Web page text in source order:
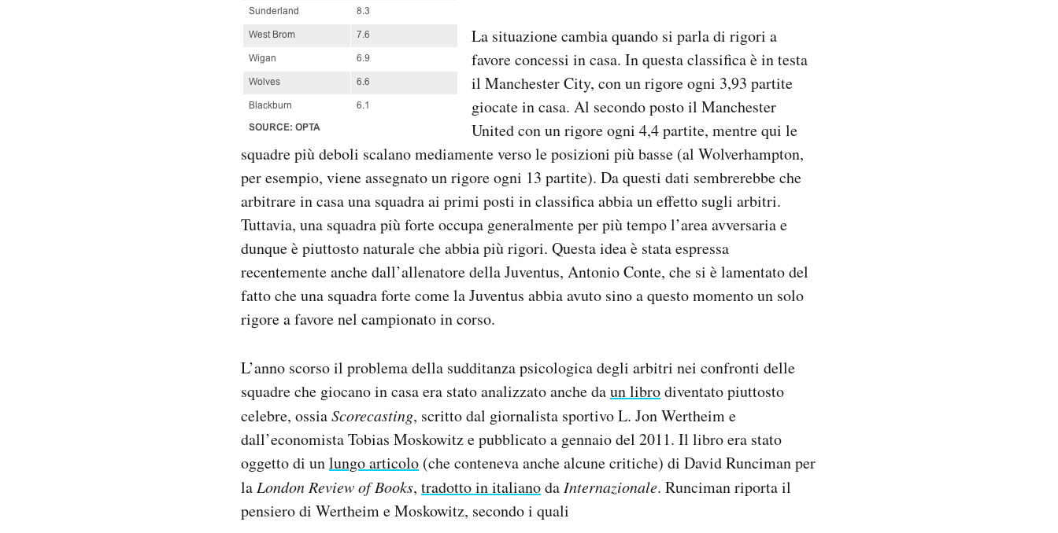
La situazione cambia quando si parla di rigori a
favore concessi in casa. In questa classifica è in testa
il Manchester City, con un rigore ogni 3,93 partite
giocate in casa. Al secondo posto il Manchester
United con un rigore ogni 4,4 partite, mentre qui le
squadre più deboli scalano mediamente verso le posizioni più basse (al Wolverhampton,
per esempio, viene assegnato un rigore ogni 13 partite). Da questi dati sembrerebbe che
arbitrare in casa una squadra ai primi posti in classifica abbia un effetto sugli arbitri.
Tuttavia, una squadra più forte occupa generalmente per più tempo l’area avversaria e
dunque è piuttosto naturale che abbia più rigori. Questa idea è stata espressa
recentemente anche dall’allenatore della Juventus, Antonio Conte, che si è lamentato del
fatto che una squadra forte come la Juventus abbia avuto sino a questo momento un solo
rigore a favore nel campionato in corso.
L’anno scorso il problema della sudditanza psicologica degli arbitri nei confronti delle
squadre che giocano in casa era stato analizzato anche daun librodiventato piuttosto
celebre, ossiaScorecasting, scritto dal giornalista sportivo L. Jon Wertheim e
dall’economista Tobias Moskowitz e pubblicato a gennaio del 2011. Il libro era stato
oggetto di unlungo articolo (che conteneva anche alcune critiche) di David Runciman per
laLondon Review of Books, tradotto in italianodaInternazionale. Runciman riporta il
pensiero di Wertheim e Moskowitz, secondo i quali